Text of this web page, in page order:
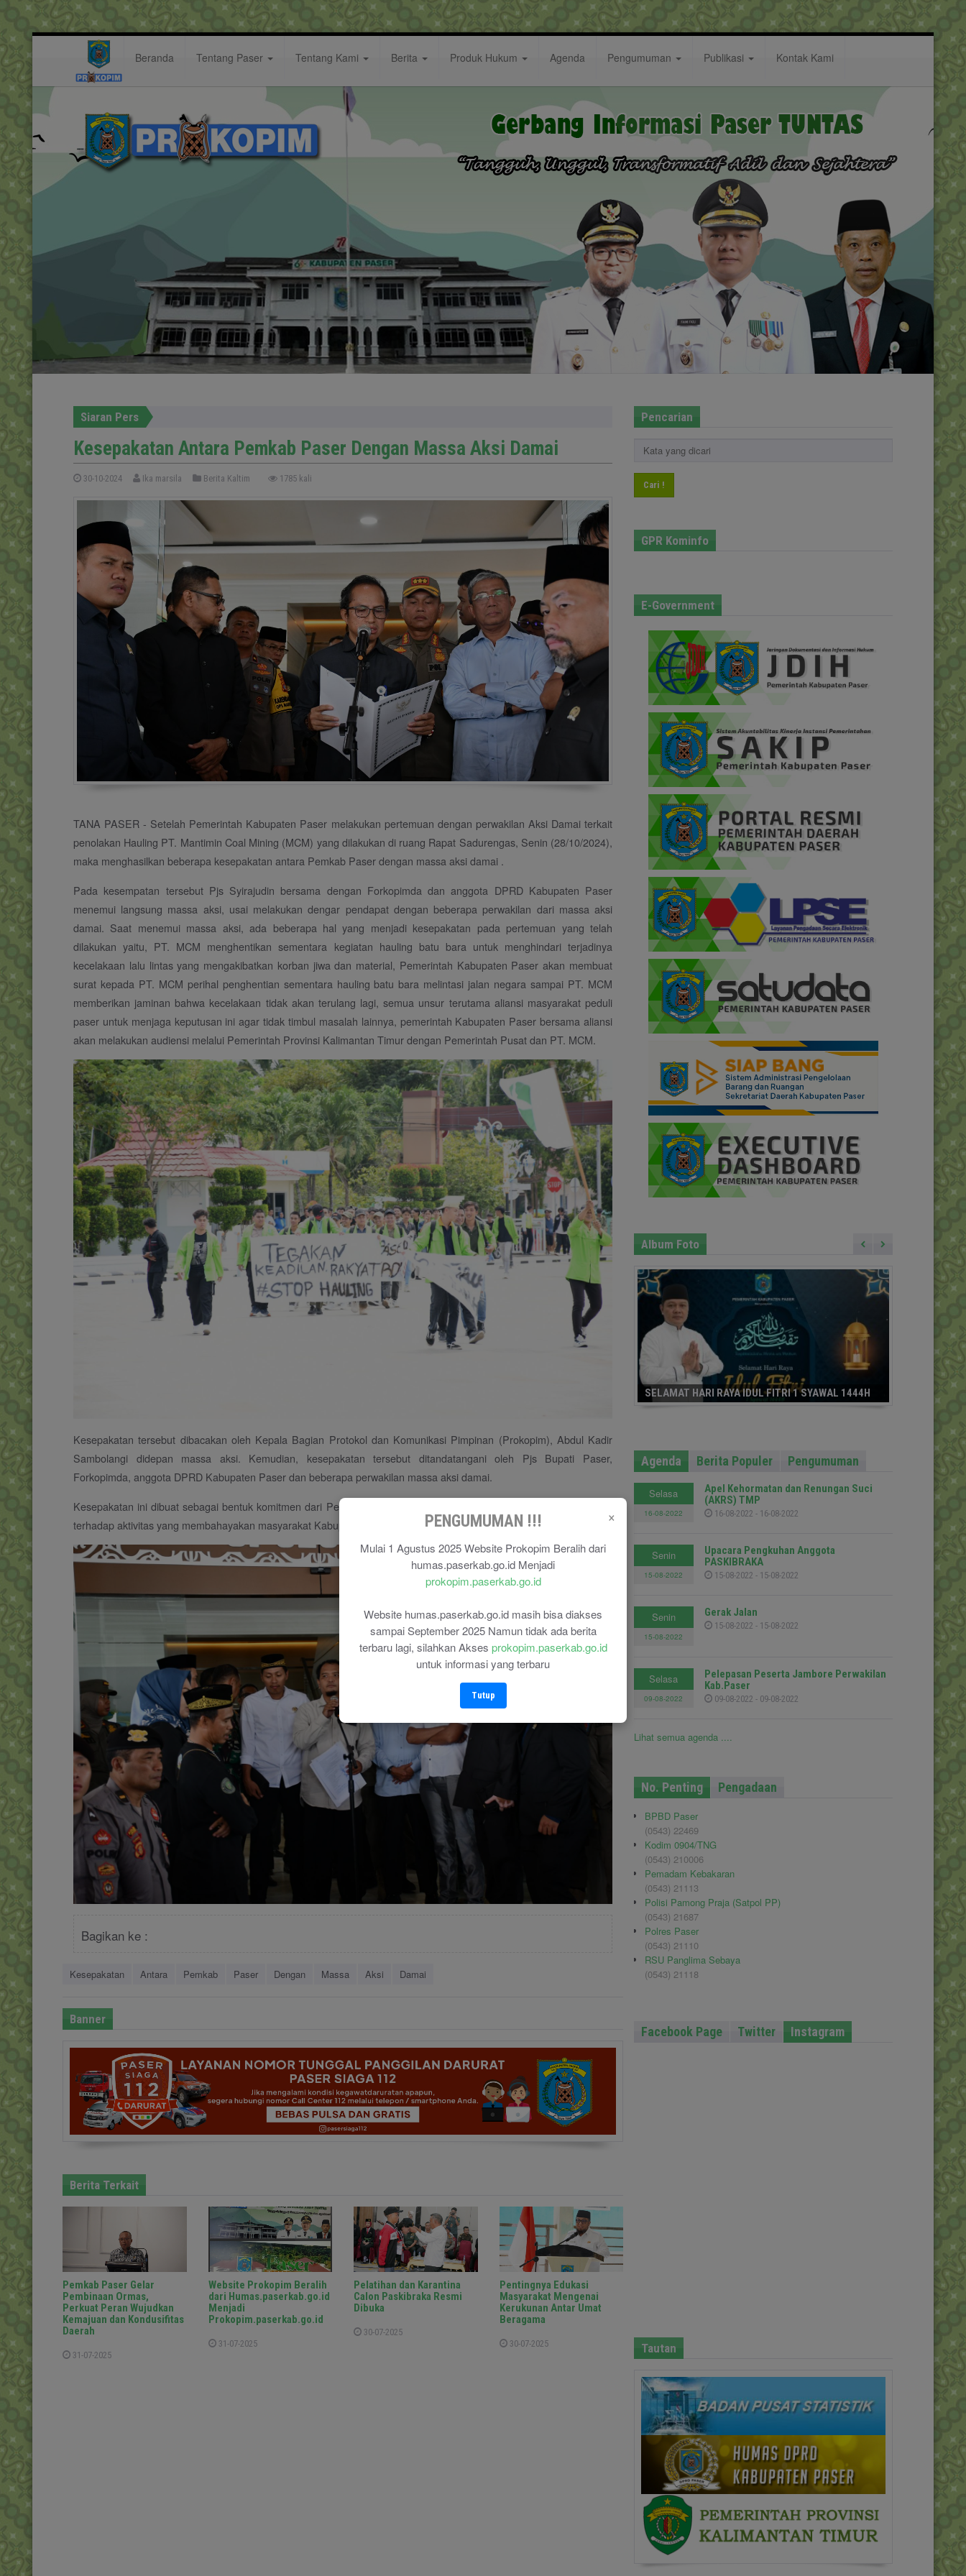
×
PENGUMUMAN !!!
Mulai 1 Agustus 2025 Website Prokopim Beralih dari
humas.paserkab.go.id Menjadi
prokopim.paserkab.go.id
Website humas.paserkab.go.id masih bisa diakses
sampai September 2025 Namun tidak ada berita
terbaru lagi, silahkan Akses prokopim.paserkab.go.id
untuk informasi yang terbaru
Tutup
Beranda Tentang Paser Tentang Kami Berita Produk Hukum Agenda Pengumuman Publikasi Kontak Kami
Berita:
Siaran Pers
Kesepakatan Antara Pemkab Paser Dengan Massa Aksi Damai
30-10-2024 Ika marsila Berita Kaltim 1785 kali
TANA PASER - Setelah Pemerintah Kabupaten Paser melakukan pertemuan dengan perwakilan Aksi Damai terkait
penolakan Hauling PT. Mantimin Coal Mining (MCM) yang dilakukan di ruang Rapat Sadurengas, Senin (28/10/2024),
maka menghasilkan beberapa kesepakatan antara Pemkab Paser dengan massa aksi damai .
Pada kesempatan tersebut Pjs Syirajudin bersama dengan Forkopimda dan anggota DPRD Kabupaten Paser
menemui langsung massa aksi, usai melakukan dengar pendapat dengan beberapa perwakilan dari massa aksi
damai. Saat menemui massa aksi, ada beberapa hal yang menjadi kesepakatan pada pertemuan yang telah
dilakukan yaitu, PT. MCM menghentikan sementara kegiatan hauling batu bara untuk menghindari terjadinya
kecelakaan lalu lintas yang mengakibatkan korban jiwa dan material, Pemerintah Kabupaten Paser akan membuat
surat kepada PT. MCM perihal penghentian sementara hauling batu bara melintasi jalan negara sampai PT. MCM
memberikan jaminan bahwa kecelakaan tidak akan terulang lagi, semua unsur terutama aliansi masyarakat peduli
paser untuk menjaga keputusan ini agar tidak timbul masalah lainnya, pemerintah Kabupaten Paser bersama aliansi
akan melakukan audiensi melalui Pemerintah Provinsi Kalimantan Timur dengan Pemerintah Pusat dan PT. MCM.
Kesepakatan tersebut dibacakan oleh Kepala Bagian Protokol dan Komunikasi Pimpinan (Prokopim), Abdul Kadir
Sambolangi didepan massa aksi. Kemudian, kesepakatan tersebut ditandatangani oleh Pjs Bupati Paser,
Forkopimda, anggota DPRD Kabupaten Paser dan beberapa perwakilan massa aksi damai.
Kesepakatan ini dibuat sebagai bentuk komitmen dari Pemerintah Kabupaten Paser yang akan mengambil tindakan
terhadap aktivitas yang membahayakan masyarakat Kabupaten Paser. (Prokopim)
Bagikan ke :
Kesepakatan Antara Pemkab Paser Dengan Massa Aksi Damai
Banner
Berita Terkait
Pemkab Paser Gelar
Pembinaan Ormas,
Perkuat Peran Wujudkan
Kemajuan dan Kondusifitas
Daerah
31-07-2025
Website Prokopim Beralih
dari Humas.paserkab.go.id
Menjadi
Prokopim.paserkab.go.id
31-07-2025
Pelatihan dan Karantina
Calon Paskibraka Resmi
Dibuka
30-07-2025
Pentingnya Edukasi
Masyarakat Mengenai
Kerukunan Antar Umat
Beragama
30-07-2025
Pencarian
Cari !
GPR Kominfo
E-Government
Album Foto
SELAMAT HARI RAYA IDUL FITRI 1 SYAWAL 1444H
Agenda Berita Populer Pengumuman
Selasa
16-08-2022
Apel Kehormatan dan Renungan Suci
(AKRS) TMP
16-08-2022 - 16-08-2022
Senin
15-08-2022
Upacara Pengkuhan Anggota
PASKIBRAKA
15-08-2022 - 15-08-2022
Senin
15-08-2022
Gerak Jalan
15-08-2022 - 15-08-2022
Selasa
09-08-2022
Pelepasan Peserta Jambore Perwakilan
Kab.Paser
09-08-2022 - 09-08-2022
Lihat semua agenda ....
No. Penting Pengadaan
BPBD Paser
(0543) 22469
Kodim 0904/TNG
(0543) 210006
Pemadam Kebakaran
(0543) 21113
Polisi Pamong Praja (Satpol PP)
(0543) 21687
Polres Paser
(0543) 21110
RSU Panglima Sebaya
(0543) 21118
Facebook Page Twitter Instagram
Tautan